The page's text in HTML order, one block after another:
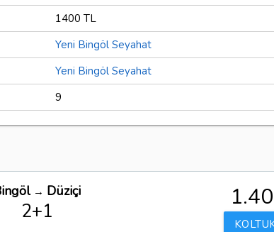
1400 TL
Yeni Bingöl Seyahat
Yeni Bingöl Seyahat
9
→ Düziçi
2+1